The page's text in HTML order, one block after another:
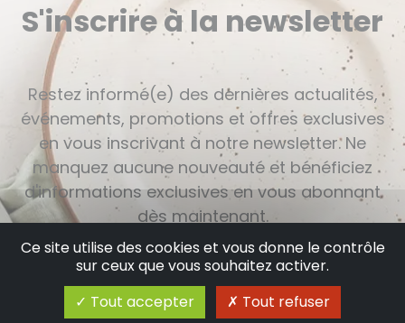
S'inscrire à la newsletter
Restez informé(e) des dernières actualités,
événements, promotions et offres exclusives
en vous inscrivant à notre newsletter. Ne
manquez aucune nouveauté et bénéficiez
d'informations exclusives en vous abonnant
dès maintenant.
Ce site utilise des cookies et vous donne le contrôle
sur ceux que vous souhaitez activer.
Tout accepter
Tout refuser